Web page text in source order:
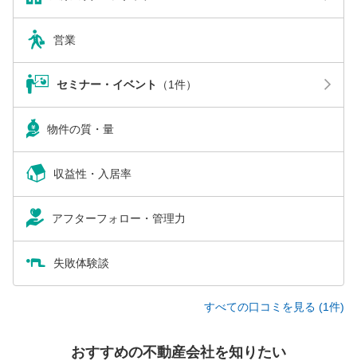
営業
セミナー・イベント （1件）
物件の質・量
収益性・入居率
アフターフォロー・管理力
失敗体験談
すべての口コミを見る (1件)
おすすめの不動産会社を知りたい